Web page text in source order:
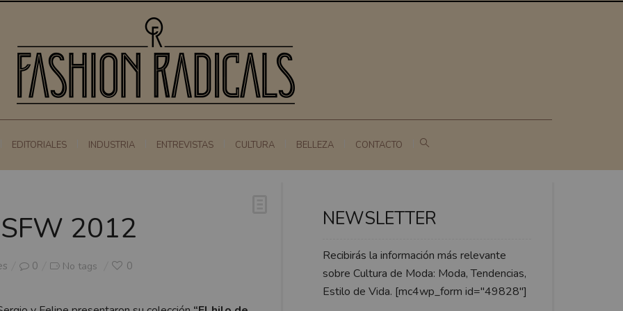
EDITORIALES INDUSTRIA ENTREVISTAS CULTURA BELLEZA CONTACTO
2012
0 No tags 0
NEWSLETTER
Recibirás la información más relevante
sobre Cultura de Moda: Moda, Tendencias,
Estilo de Vida. [mc4wp_form id="49828"]